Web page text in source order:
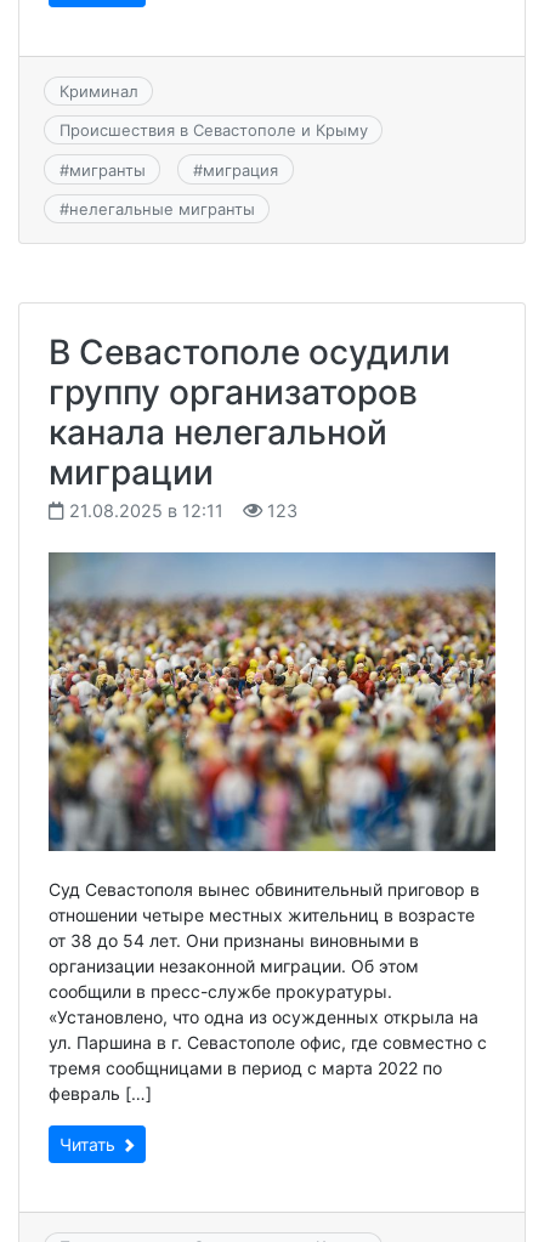
Криминал
Происшествия в Севастополе и Крыму
#мигранты #миграция
#нелегальные мигранты
В Севастополе осудили
группу организаторов
канала нелегальной
миграции
21.08.2025 в 12:11 123
Суд Севастополя вынес обвинительный приговор в
отношении четыре местных жительниц в возрасте
от 38 до 54 лет. Они признаны виновными в
организации незаконной миграции. Об этом
сообщили в пресс-службе прокуратуры.
«Установлено, что одна из осужденных открыла на
ул. Паршина в г. Севастополе офис, где совместно с
тремя сообщницами в период с марта 2022 по
февраль […]
Читать